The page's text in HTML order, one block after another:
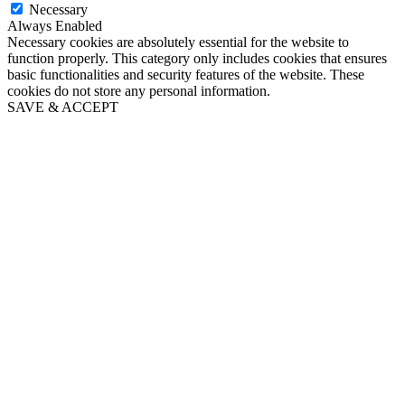
Necessary
Always Enabled
Necessary cookies are absolutely essential for the website to
function properly. This category only includes cookies that ensures
basic functionalities and security features of the website. These
cookies do not store any personal information.
SAVE & ACCEPT